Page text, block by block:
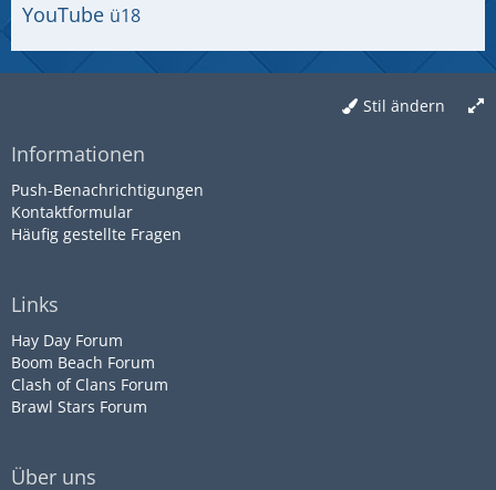
YouTube ü18
Stil ändern
Informationen
Push-Benachrichtigungen
Kontaktformular
Häufig gestellte Fragen
Links
Hay Day Forum
Boom Beach Forum
Clash of Clans Forum
Brawl Stars Forum
Über uns